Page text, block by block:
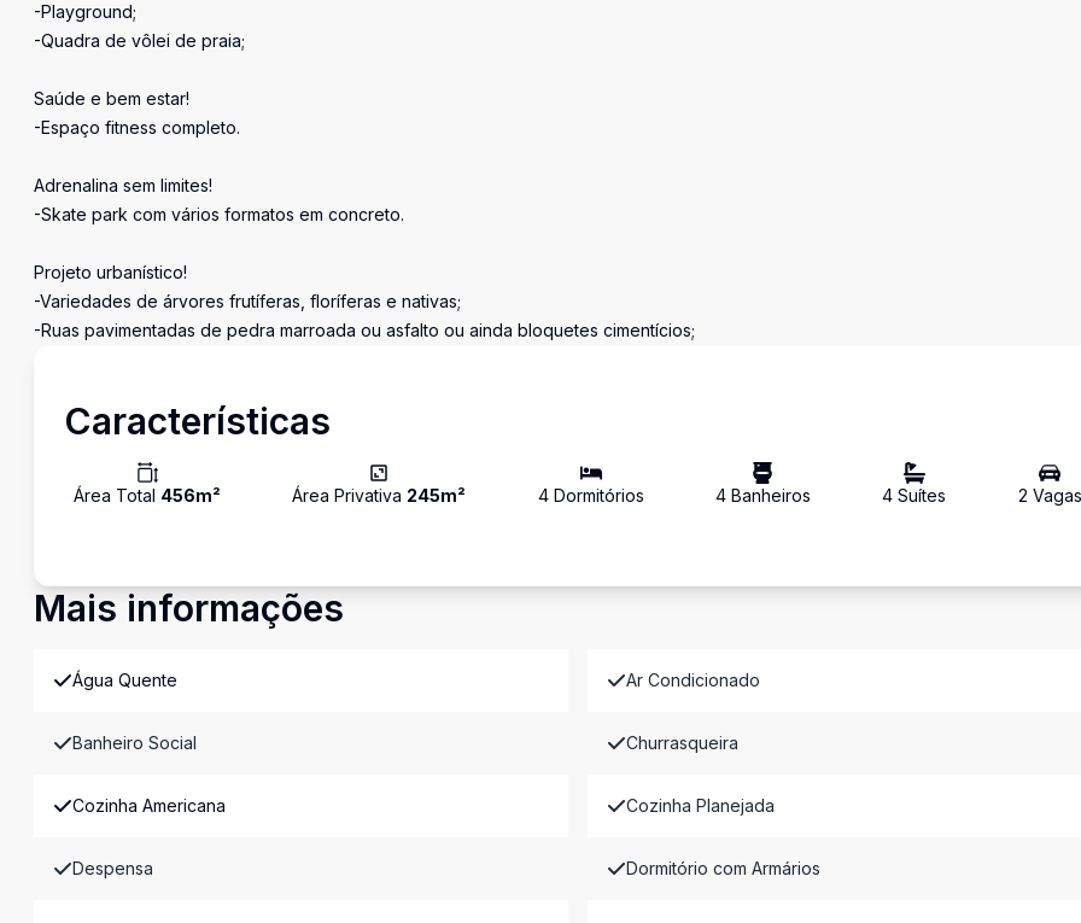
-Playground;
-Quadra de vôlei de praia;
Saúde e bem estar!
-Espaço fitness completo.
Adrenalina sem limites!
-Skate park com vários formatos em concreto.
Projeto urbanístico!
-Variedades de árvores frutíferas, floríferas e nativas;
-Ruas pavimentadas de pedra marroada ou asfalto ou ainda bloquetes cimentícios;
Características
Área Total 456m² Área Privativa 245m² 4Dormitórios 4Banheiros 4 Suítes 2 Vagas
Mais informações
Água Quente Ar Condicionado
Banheiro Social Churrasqueira
Cozinha Americana Cozinha Planejada
Despensa Dormitório com Armários